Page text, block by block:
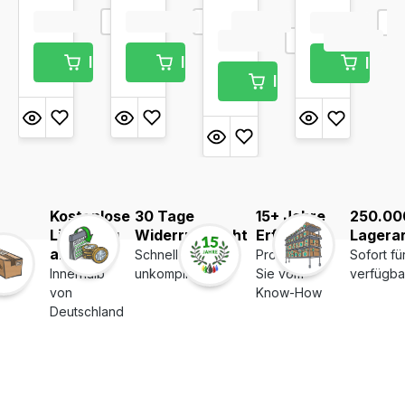
In den WarenkorbIn den Warenkorb
In den
In
Kostenlose
Lieferung
ab 39€
Innerhalb
von
Deutschland
30 Tage
Widerrufsrecht
Schnell und
unkompliziert
15+ Jahre
Erfahrung
Profitieren
Sie vom
Know-How
Sofort